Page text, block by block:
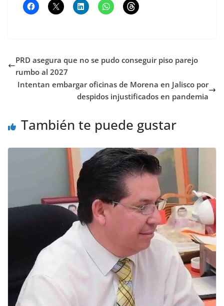
PRD asegura que no se pudo conseguir piso parejo
rumbo al 2027
Intentan embargar oficinas de Morena en Jalisco por
despidos injustificados en pandemia
También te puede gustar